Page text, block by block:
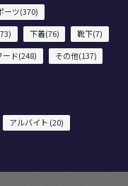
ーツ(370)
下着(76)
靴下(7)
ード(248) その他(137)
アルバイト (20)